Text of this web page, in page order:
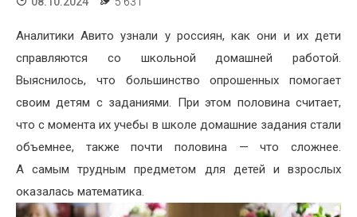
Красота
Недвижимость
Аналитики Авито узнали у россиян, как они и их дети
справляются со школьной домашней работой.
Выяснилось, что большинство опрошенных помогает
своим детям с заданиями. При этом половина считает,
что с момента их учебы в школе домашние задания стали
объемнее, также почти половина — что сложнее.
А самым трудным предметом для детей и взрослых
оказалась математика.